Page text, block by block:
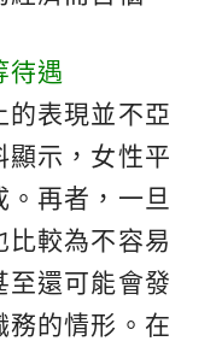
待遇
的表現並不亞
顯示，女性平
再者，一旦
比較為不容易
至還可能會發
務的情形。在